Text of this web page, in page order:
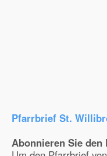
Pfarrbrief St.
Abonnieren Sie